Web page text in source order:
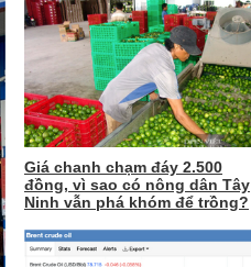
Giá chanh chạm đáy 2.500
đồng, vì sao có nông dân Tây
Ninh vẫn phá khóm để trồng?